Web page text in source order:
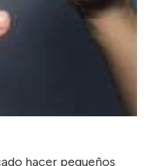
hacer pequeños